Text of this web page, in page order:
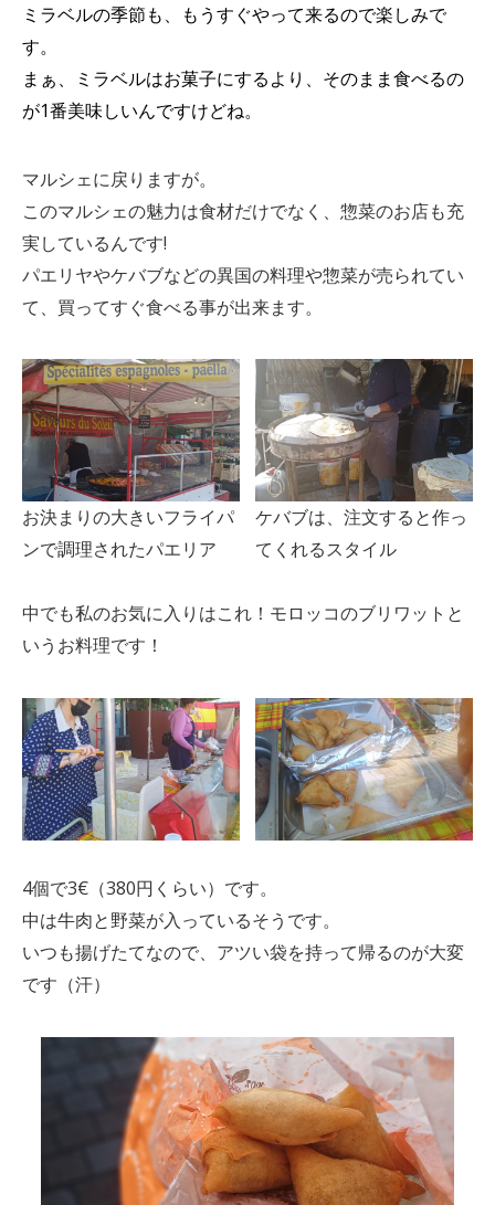
ミラベルの季節も、もうすぐやって来るので楽しみで
す。
まぁ、ミラベルはお菓子にするより、そのまま食べるの
が1番美味しいんですけどね。
マルシェに戻りますが。
このマルシェの魅力は食材だけでなく、惣菜のお店も充
実しているんです!
パエリヤやケバブなどの異国の料理や惣菜が売られてい
て、買ってすぐ食べる事が出来ます。
お決まりの大きいフライパ
ンで調理されたパエリア
ケバブは、注文すると作っ
てくれるスタイル
中でも私のお気に入りはこれ！モロッコのブリワットと
いうお料理です！
4個で3€（380円くらい）です。
中は牛肉と野菜が入っているそうです。
いつも揚げたてなので、アツい袋を持って帰るのが大変
です（汗）